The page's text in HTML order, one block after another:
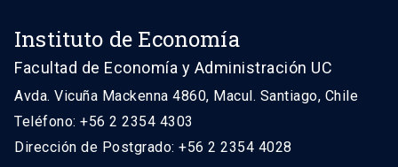
Instituto de Economía
Facultad de Economía y Administración UC
Avda. Vicuña Mackenna 4860, Macul. Santiago, Chile
Teléfono: +56 2 2354 4303
Dirección de Postgrado: +56 2 2354 4028